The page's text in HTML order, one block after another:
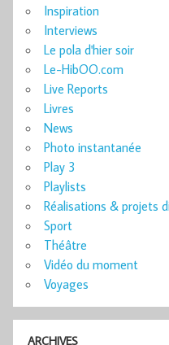
Inspiration
Interviews
Le pola d'hier soir
Le-HibOO.com
Live Reports
Livres
News
Photo instantanée
Play 3
Playlists
Réalisations & projets
Sport
Théâtre
Vidéo du moment
Voyages
ARCHIVES